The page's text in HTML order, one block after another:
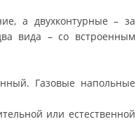
а двухконтурные – за
вида – со встроенным
Газовые напольные
или естественной